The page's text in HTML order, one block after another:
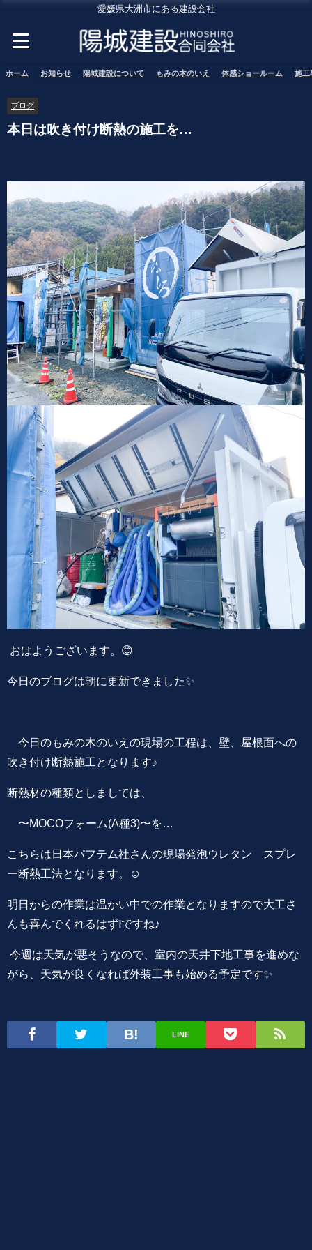
愛媛県大洲市にある建設会社
ホーム お知らせ 陽城建設について もみの木のいえ 体感ショールーム 施工
ブログ
本日は吹き付け断熱の施工を…
おはようございます。😊
今日のブログは朝に更新できました✨
今日のもみの木のいえの現場の工程は、壁、屋根面への
吹き付け断熱施工となります♪
断熱材の種類としましては、
〜MOCOフォーム(A種3)〜を…
こちらは日本パフテム社さんの現場発泡ウレタン スプレ
ー断熱工法となります。☺️
明日からの作業は温かい中での作業となりますので大工さ
んも喜んでくれるはず❕ですね♪
今週は天気が悪そうなので、室内の天井下地工事を進めな
がら、天気が良くなれば外装工事も始める予定です✨
LINE